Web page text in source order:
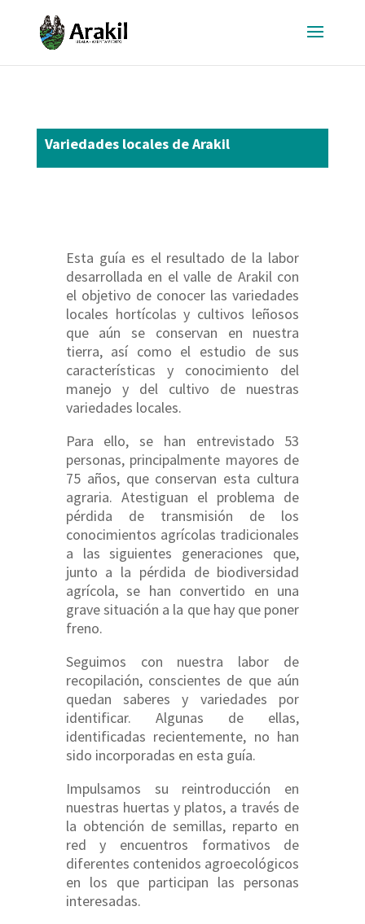
Variedades locales de Arakil
Esta guía es el resultado de la labor
desarrollada en el valle de Arakil con
el objetivo de conocer las variedades
locales hortícolas y cultivos leñosos
que aún se conservan en nuestra
tierra, así como el estudio de sus
características y conocimiento del
manejo y del cultivo de nuestras
variedades locales.
Para ello, se han entrevistado 53
personas, principalmente mayores de
75 años, que conservan esta cultura
agraria. Atestiguan el problema de
pérdida de transmisión de los
conocimientos agrícolas tradicionales
a las siguientes generaciones que,
junto a la pérdida de biodiversidad
agrícola, se han convertido en una
grave situación a la que hay que poner
freno.
Seguimos con nuestra labor de
recopilación, conscientes de que aún
quedan saberes y variedades por
identificar. Algunas de ellas,
identificadas recientemente, no han
sido incorporadas en esta guía.
Impulsamos su reintroducción en
nuestras huertas y platos, a través de
la obtención de semillas, reparto en
red y encuentros formativos de
diferentes contenidos agroecológicos
en los que participan las personas
interesadas.